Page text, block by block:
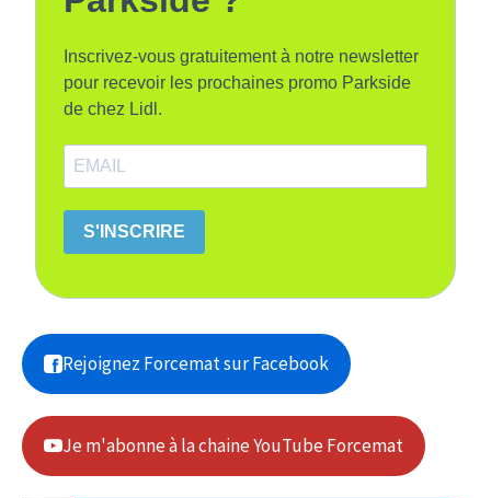
Inscrivez-vous gratuitement à notre newsletter
pour recevoir les prochaines promo Parkside
de chez Lidl.
S'INSCRIRE
Rejoignez Forcemat sur Facebook
Je m'abonne à la chaine YouTube Forcemat